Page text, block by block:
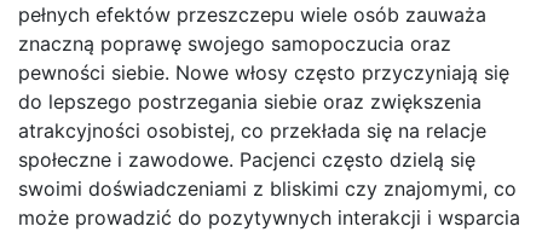
pełnych efektów przeszczepu wiele osób zauważa
znaczną poprawę swojego samopoczucia oraz
pewności siebie. Nowe włosy często przyczyniają się
do lepszego postrzegania siebie oraz zwiększenia
atrakcyjności osobistej, co przekłada się na relacje
społeczne i zawodowe. Pacjenci często dzielą się
swoimi doświadczeniami z bliskimi czy znajomymi, co
może prowadzić do pozytywnych interakcji i wsparcia